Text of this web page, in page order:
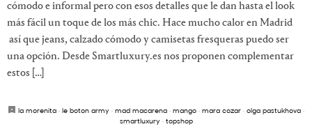
cómodo e informal pero con esos detalles que le dan hasta el look
más fácil un toque de los más chic. Hace mucho calor en Madrid
así que jeans, calzado cómodo y camisetas fresqueras puedo ser
una opción. Desde Smartluxury.es nos proponen complementar
estos […]
la morenita · le boton army · mad macarena · mango · mara cozar · olga pastukhova ·
smartluxury· topshop